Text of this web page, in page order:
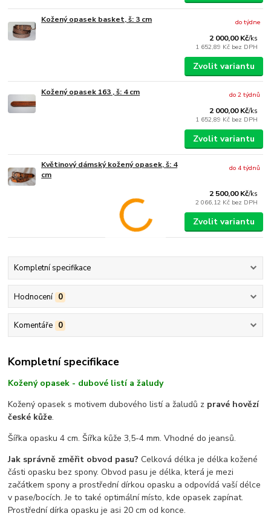
Kožený opasek basket, š: 3 cm
2 000,00 Kč/ks
1 652,89 Kč bez DPH
do týdne
Zvolit variantu
Kožený opasek 163 , š: 4 cm
2 000,00 Kč/ks
1 652,89 Kč bez DPH
do 2 týdnů
Zvolit variantu
Květinový dámský kožený opasek, š: 4
cm
2 500,00 Kč/ks
2 066,12 Kč bez DPH
do 4 týdnů
Zvolit variantu
Kompletní specifikace
Hodnocení 0
Komentáře 0
Kompletní specifikace
Kožený opasek - dubové listí a žaludy
Kožený opasek s motivem dubového listí a žaludů z pravé hovězí
české kůže.
Šířka opasku 4 cm. Šířka kůže 3,5-4 mm. Vhodné do jeansů.
Jak správně změřit obvod pasu?Celková délka je délka kožené
části opasku bez spony. Obvod pasu je délka, která je mezi
začátkem spony a prostřední dírkou opasku a odpovídá vaší délce
v pase/bocích. Je to také optimální místo, kde opasek zapínat.
Prostřední dírka opasku je asi 20 cm od konce.